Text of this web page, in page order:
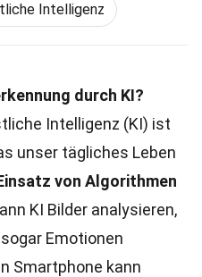
Intelligenz
durch KI?
Intelligenz (KI) ist
unser tägliches Leben
von Algorithmen
KI Bilder analysieren,
Emotionen
Smartphone kann